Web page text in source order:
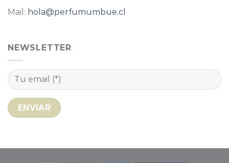
Mail: hola@perfumumbue.cl
NEWSLETTER